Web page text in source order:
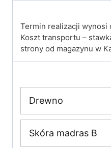
Termin realizacji wynosi
Koszt transportu –
strony od magazynu w
Drewno
Skóra madras B